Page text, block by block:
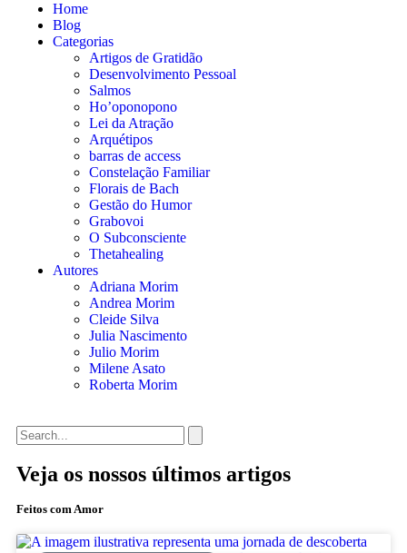
Home
Blog
Categorias
Artigos de Gratidão
Desenvolvimento Pessoal
Salmos
Ho’oponopono
Lei da Atração
Arquétipos
barras de access
Constelação Familiar
Florais de Bach
Gestão do Humor
Grabovoi
O Subconsciente
Thetahealing
Autores
Adriana Morim
Andrea Morim
Cleide Silva
Julia Nascimento
Julio Morim
Milene Asato
Roberta Morim
Veja os nossos últimos artigos
Feitos com Amor